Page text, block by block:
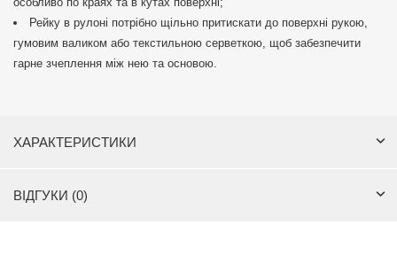
Рейку в рулоні потрібно щільно притискати до поверхні рукою,
гумовим валиком або текстильною серветкою, щоб забезпечити
гарне зчеплення між нею та основою.
ХАРАКТЕРИСТИКИ
ВІДГУКИ (0)